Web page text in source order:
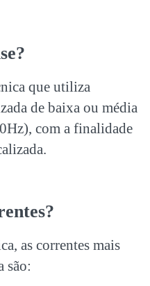
que utiliza
de baixa ou média
com a finalidade
as correntes mais
são: